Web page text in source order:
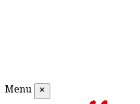
Menu ✕